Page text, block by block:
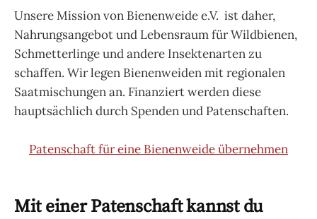
Unsere Mission von Bienenweide e.V. ist daher,
Nahrungsangebot und Lebensraum für Wildbienen,
Schmetterlinge und andere Insektenarten zu
schaffen. Wir legen Bienenweiden mit regionalen
Saatmischungen an. Finanziert werden diese
hauptsächlich durch Spenden und Patenschaften.
Patenschaft für eine Bienenweide übernehmen
Mit einer Patenschaft kannst du